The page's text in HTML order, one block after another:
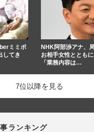
ミミポ
してき
NHK阿部渉アナ、
お相手女性ととも
「業務内容は…
7位以降を見る
ランキング